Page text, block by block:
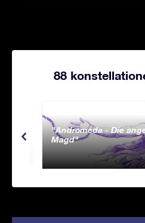
88
Andromeda - Die
Magd